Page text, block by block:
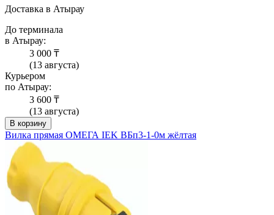
Доставка в Атырау
До терминала
в Атырау:
3 000 ₸
(13 августа)
Курьером
по Атырау:
3 600 ₸
(13 августа)
В корзину
Вилка прямая ОМЕГА IEK ВБп3-1-0м жёлтая